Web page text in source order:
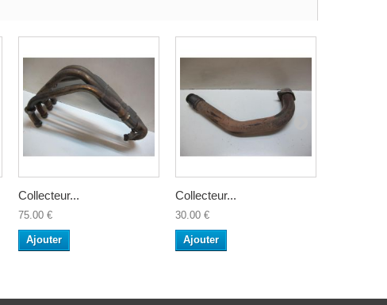
Collecteur...
75.00 €
Ajouter
Collecteur...
30.00 €
Ajouter